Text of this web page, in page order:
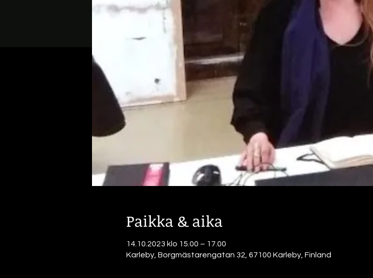
Paikka & aika
14.10.2023 klo 15.00 – 17.00
Karleby, Borgmästarengatan 32, 67100 Karleby, Finland